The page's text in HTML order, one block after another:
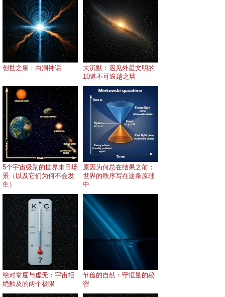
创世之泉：白洞神话
大沉默：遇见外星文明的
10道不可逾越之墙
5个宇宙级别的世界末日场
景（以及它们为何不会发
生）
原因为何总在结果之前：
世界的秩序写在这条原理
中
绝对零度与虚无：宇宙拒
绝触及的两个极限
节俭的自然：守恒量的秘
密